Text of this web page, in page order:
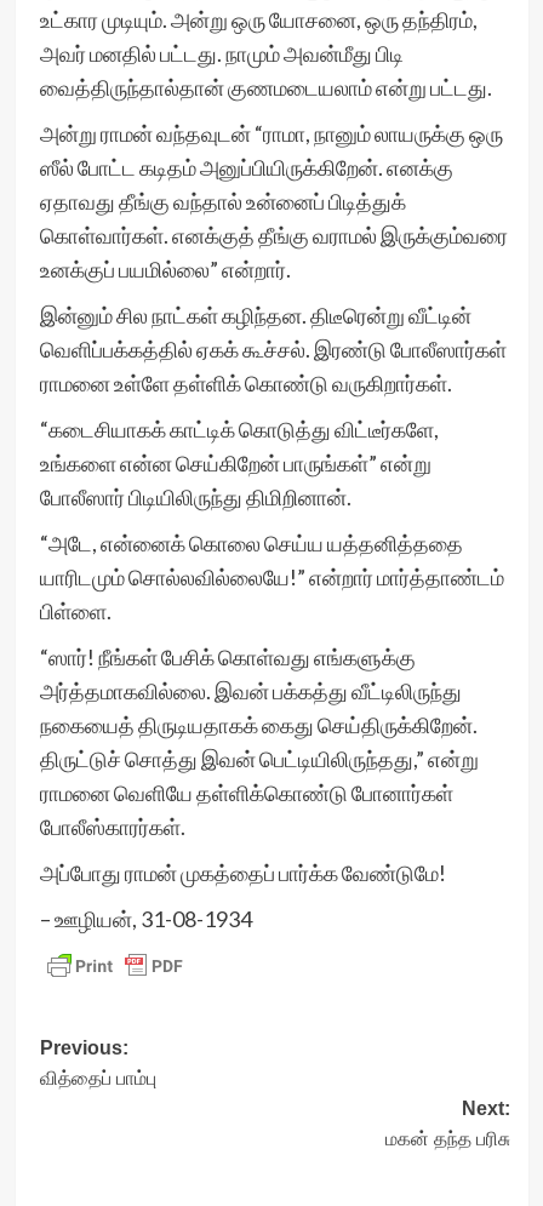
உட்கார முடியும். அன்று ஒரு யோசனை, ஒரு தந்திரம்,
அவர் மனதில் பட்டது. நாமும் அவன்மீது பிடி
வைத்திருந்தால்தான் குணமடையலாம் என்று பட்டது.
அன்று ராமன் வந்தவுடன் “ராமா, நானும் லாயருக்கு ஒரு
ஸீல் போட்ட கடிதம் அனுப்பியிருக்கிறேன். எனக்கு
ஏதாவது தீங்கு வந்தால் உன்னைப் பிடித்துக்
கொள்வார்கள். எனக்குத் தீங்கு வராமல் இருக்கும்வரை
உனக்குப் பயமில்லை” என்றார்.
இன்னும் சில நாட்கள் கழிந்தன. திடீரென்று வீட்டின்
வெளிப்பக்கத்தில் ஏகக் கூச்சல். இரண்டு போலீஸார்கள்
ராமனை உள்ளே தள்ளிக் கொண்டு வருகிறார்கள்.
“கடைசியாகக் காட்டிக் கொடுத்து விட்டீர்களே,
உங்களை என்ன செய்கிறேன் பாருங்கள்” என்று
போலீஸார் பிடியிலிருந்து திமிறினான்.
“அடே, என்னைக் கொலை செய்ய யத்தனித்ததை
யாரிடமும் சொல்லவில்லையே!” என்றார் மார்த்தாண்டம்
பிள்ளை.
“ஸார்! நீங்கள் பேசிக் கொள்வது எங்களுக்கு
அர்த்தமாகவில்லை. இவன் பக்கத்து வீட்டிலிருந்து
நகையைத் திருடியதாகக் கைது செய்திருக்கிறேன்.
திருட்டுச் சொத்து இவன் பெட்டியிலிருந்தது,” என்று
ராமனை வெளியே தள்ளிக்கொண்டு போனார்கள்
போலீஸ்காரர்கள்.
அப்போது ராமன் முகத்தைப் பார்க்க வேண்டுமே!
– ஊழியன், 31-08-1934
Post
navigation
Previous:
வித்தைப் பாம்பு
Next:
மகன் தந்த பரிசு